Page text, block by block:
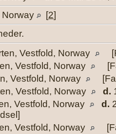
Norway [2]
Vestfold, Norway
Vestfold, Norway
Vestfold, Norway
Vestfold, Norway d.
Vestfold, Norway d.
Vestfold, Norway